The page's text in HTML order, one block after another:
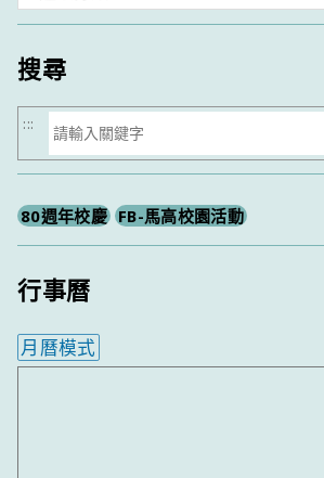
類
搜尋
搜
尋
:::
80週年校慶 FB-馬高校園活動
行事曆
月曆模式